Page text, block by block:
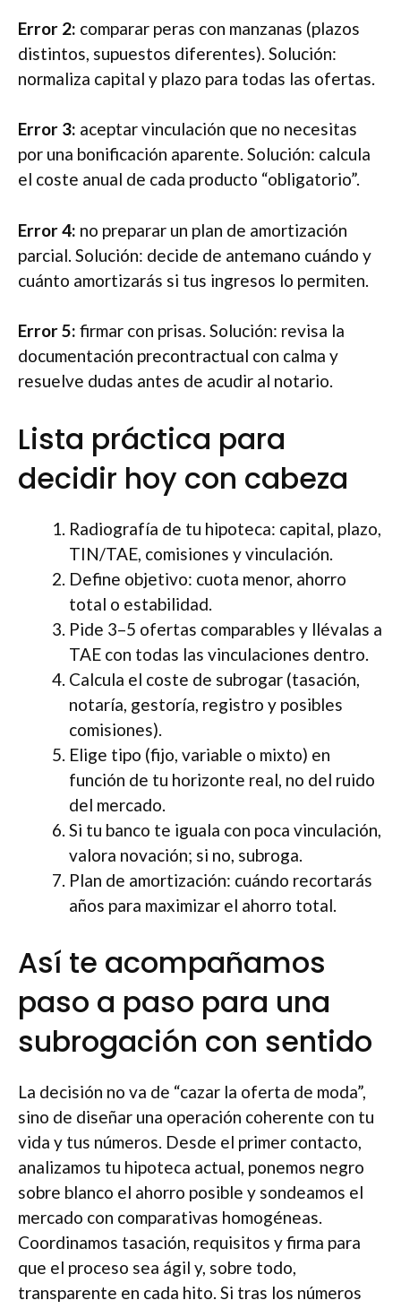
Error 2: comparar peras con manzanas (plazos
distintos, supuestos diferentes). Solución:
normaliza capital y plazo para todas las ofertas.
Error 3: aceptar vinculación que no necesitas
por una bonificación aparente. Solución: calcula
el coste anual de cada producto “obligatorio”.
Error 4: no preparar un plan de amortización
parcial. Solución: decide de antemano cuándo y
cuánto amortizarás si tus ingresos lo permiten.
Error 5: firmar con prisas. Solución: revisa la
documentación precontractual con calma y
resuelve dudas antes de acudir al notario.
Lista práctica para
decidir hoy con cabeza
Radiografía de tu hipoteca: capital, plazo,
TIN/TAE, comisiones y vinculación.
Define objetivo: cuota menor, ahorro
total o estabilidad.
Pide 3–5 ofertas comparables y llévalas a
TAE con todas las vinculaciones dentro.
Calcula el coste de subrogar (tasación,
notaría, gestoría, registro y posibles
comisiones).
Elige tipo (fijo, variable o mixto) en
función de tu horizonte real, no del ruido
del mercado.
Si tu banco te iguala con poca vinculación,
valora novación; si no, subroga.
Plan de amortización: cuándo recortarás
años para maximizar el ahorro total.
Así te acompañamos
paso a paso para una
subrogación con sentido
La decisión no va de “cazar la oferta de moda”,
sino de diseñar una operación coherente con tu
vida y tus números. Desde el primer contacto,
analizamos tu hipoteca actual, ponemos negro
sobre blanco el ahorro posible y sondeamos el
mercado con comparativas homogéneas.
Coordinamos tasación, requisitos y firma para
que el proceso sea ágil y, sobre todo,
transparente en cada hito. Si tras los números